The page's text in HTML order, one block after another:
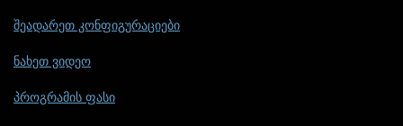
შეადარეთ კონფიგურაციები
ნახეთ ვიდეო
პროგრამის ფასი